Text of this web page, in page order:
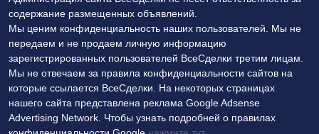
содержание размещенных объявлений.
Мы ценим конфиденциальность наших пользователей. Мы не
передаем и не продаем личную информацию
зарегистрированных пользователей ВсеСделки третим лицам.
Мы не отвечаем за правила конфиденциальности сайтов на
которые ссылается ВсеСделки. На некоторых страницах
нашего сайта представлена реклама Google Adsense
Advertising Network. Чтобы узнать подробней о правилах